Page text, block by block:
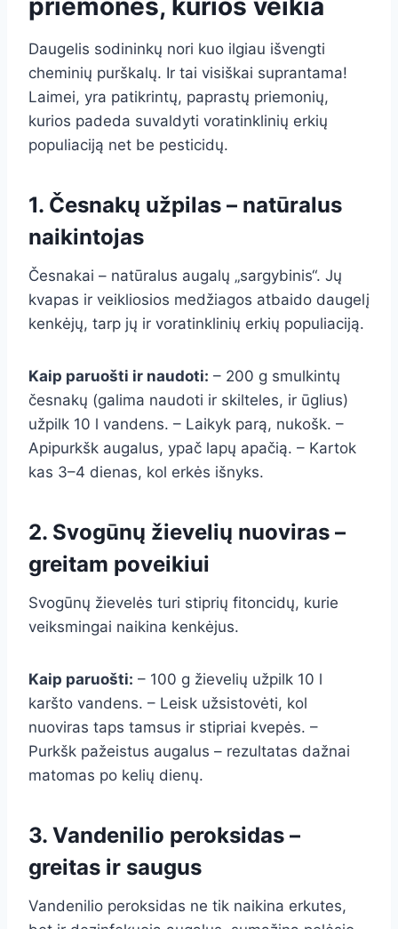
priemonės, kurios veikia
Daugelis sodininkų nori kuo ilgiau išvengti
cheminių purškalų. Ir tai visiškai suprantama!
Laimei, yra patikrintų, paprastų priemonių,
kurios padeda suvaldyti voratinklinių erkių
populiaciją net be pesticidų.
1. Česnakų užpilas – natūralus
naikintojas
Česnakai – natūralus augalų „sargybinis“. Jų
kvapas ir veikliosios medžiagos atbaido daugelį
kenkėjų, tarp jų ir voratinklinių erkių populiaciją.
Kaip paruošti ir naudoti: – 200 g smulkintų
česnakų (galima naudoti ir skilteles, ir ūglius)
užpilk 10 l vandens. – Laikyk parą, nukošk. –
Apipurkšk augalus, ypač lapų apačią. – Kartok
kas 3–4 dienas, kol erkės išnyks.
2. Svogūnų žievelių nuoviras –
greitam poveikiui
Svogūnų žievelės turi stiprių fitoncidų, kurie
veiksmingai naikina kenkėjus.
Kaip paruošti: – 100 g žievelių užpilk 10 l
karšto vandens. – Leisk užsistovėti, kol
nuoviras taps tamsus ir stipriai kvepės. –
Purkšk pažeistus augalus – rezultatas dažnai
matomas po kelių dienų.
3. Vandenilio peroksidas –
greitas ir saugus
Vandenilio peroksidas ne tik naikina erkutes,